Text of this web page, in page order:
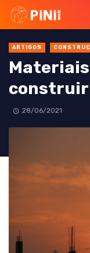
ARTIGOS
28/06/2021